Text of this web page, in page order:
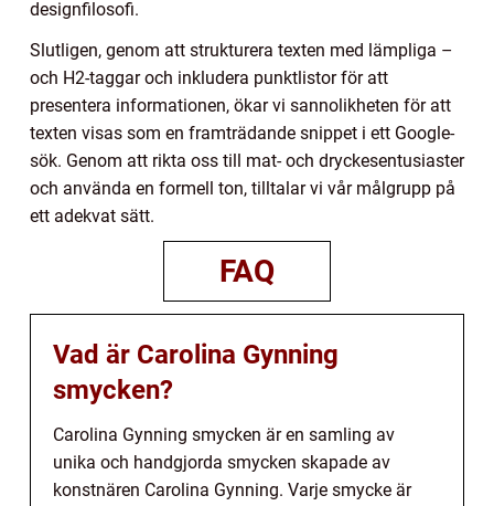
designfilosofi.
Slutligen, genom att strukturera texten med lämpliga –
och H2-taggar och inkludera punktlistor för att
presentera informationen, ökar vi sannolikheten för att
texten visas som en framträdande snippet i ett Google-
sök. Genom att rikta oss till mat- och dryckesentusiaster
och använda en formell ton, tilltalar vi vår målgrupp på
ett adekvat sätt.
FAQ
Vad är Carolina Gynning
smycken?
Carolina Gynning smycken är en samling av
unika och handgjorda smycken skapade av
konstnären Carolina Gynning. Varje smycke är